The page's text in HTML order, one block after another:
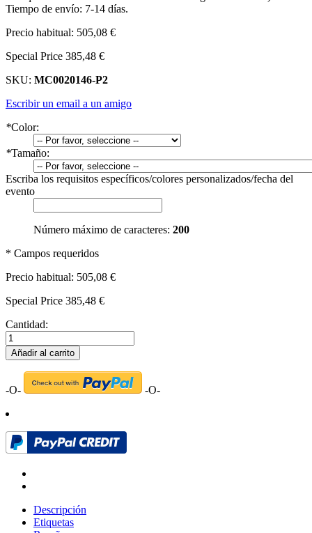
Tiempo de envío: 7-14 días.
Precio habitual: 505,08 €
Special Price 385,48 €
SKU: MC0020146-P2
Escribir un email a un amigo
*Color:
*Tamaño:
Escriba los requisitos específicos/colores personalizados/fecha del
evento
Número máximo de caracteres: 200
* Campos requeridos
Precio habitual: 505,08 €
Special Price 385,48 €
Cantidad:
Añadir al carrito
-O- -O-
Descripción
Etiquetas